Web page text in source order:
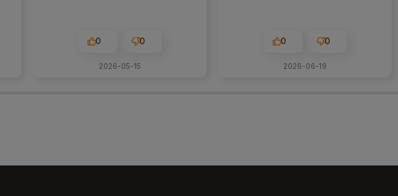
0 0
2026-05-15
0 0
2026-06-19